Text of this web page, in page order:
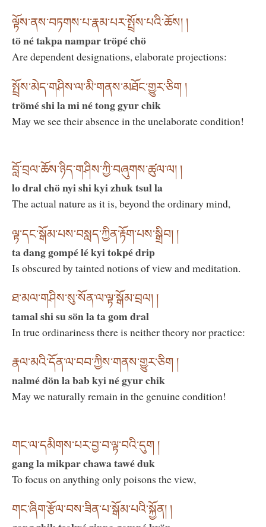
ལྟོས་ནས་བཏགས་པ་རྣམ་པར་སྤྲོས་པའི་ཆོས། །
tö né takpa nampar tröpé chö
Are dependent designations, elaborate projections:
སྤྲོས་མེད་གཤིས་ལ་མི་གནས་མཐོང་གྱུར་ཅིག །
trömé shi la mi né tong gyur chik
May we see their absence in the unelaborate condition!
བློ་བྲལ་ཆོས་ཉིད་གཤིས་ཀྱི་བཞུགས་ཚུལ་ལ། །
lo dral chö nyi shi kyi zhuk tsul la
The actual nature as it is, beyond the ordinary mind,
ལྟ་དང་སྒོམ་པས་བསླད་ཀྱིན་རྟོག་པས་སྒྲིབ། །
ta dang gompé lé kyi tokpé drip
Is obscured by tainted notions of view and meditation.
ཐ་མལ་གཤིས་སུ་སོན་ལ་ལྟ་སྒོམ་བྲལ། །
tamal shi su sön la ta gom dral
In true ordinariness there is neither theory nor practice:
རྣལ་མའི་དོན་ལ་བབ་ཀྱིས་གནས་གྱུར་ཅིག །
nalmé dön la bab kyi né gyur chik
May we naturally remain in the genuine condition!
གང་ལ་དམིགས་པར་བྱ་བ་ལྟ་བའི་དུག །
gang la mikpar chawa tawé duk
To focus on anything only poisons the view,
གང་ཞིག་རྩོལ་བས་ཟིན་པ་སྒོམ་པའི་སྐྱོན། །